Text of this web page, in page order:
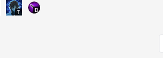
T D